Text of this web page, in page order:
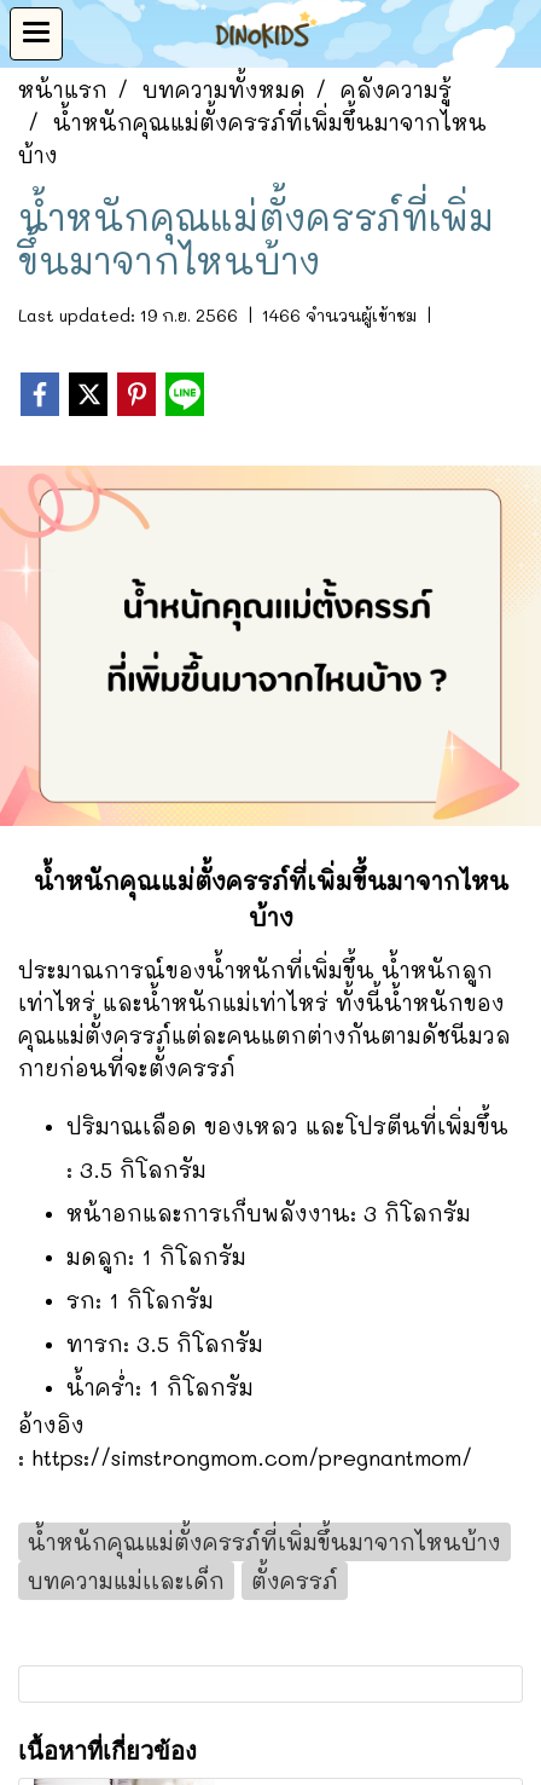
หน้าแรก บทความทั้งหมด
คลังความรู้
น้ำหนักคุณแม่ตั้งครรภ์ที่เพิ่มขึ้นมาจากไหน
บ้าง
น้ำหนักคุณแม่ตั้งครรภ์ที่เพิ่ม
ขึ้นมาจากไหนบ้าง
Last updated: 19 ก.ย. 2566 | 1466 จำนวนผู้เข้าชม |
น้ำหนักคุณแม่ตั้งครรภ์ที่เพิ่มขึ้นมาจากไหน
บ้าง
ประมาณการณ์ของน้ำหนักที่เพิ่มขึ้น น้ำหนักลูก
เท่าไหร่ และน้ำหนักแม่เท่าไหร่ ทั้งนี้น้ำหนักของ
คุณแม่ตั้งครรภ์แต่ละคนแตกต่างกันตามดัชนีมวล
กายก่อนที่จะตั้งครรภ์
ปริมาณเลือด ของเหลว และโปรตีนที่เพิ่มขึ้น
: 3.5 กิโลกรัม
หน้าอกและการเก็บพลังงาน: 3 กิโลกรัม
มดลูก: 1 กิโลกรัม
รก: 1 กิโลกรัม
ทารก: 3.5 กิโลกรัม
น้ำคร่ำ: 1 กิโลกรัม
อ้างอิง
: https://simstrongmom.com/pregnantmom/
น้ำหนักคุณแม่ตั้งครรภ์ที่เพิ่มขึ้นมาจากไหนบ้าง
บทความแม่เเละเด็ก
ตั้งครรภ์
เนื้อหาที่เกี่ยวข้อง